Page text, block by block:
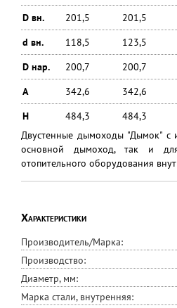
D вн.
201,5 201,5
d вн.
118,5 123,5
D нар.
200,7 200,7
A
342,6 342,6
H
484,3 484,3
Двустенные дымоходы "Дымок" с
основной дымоход, так и
отопительного оборудования
Характеристики
Производитель/Марка:
Производство:
Диаметр, мм:
Марка стали, внутренняя: